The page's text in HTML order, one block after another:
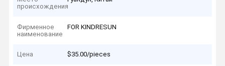
происхождения
Фирменное
наименование
FOR KINDRESUN
Цена $35.00/pieces